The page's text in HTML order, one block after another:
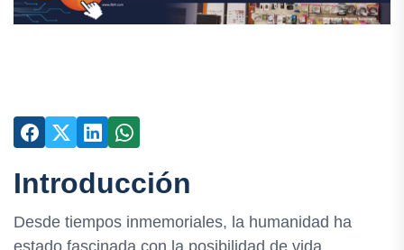
Introducción
Desde tiempos inmemoriales, la humanidad ha